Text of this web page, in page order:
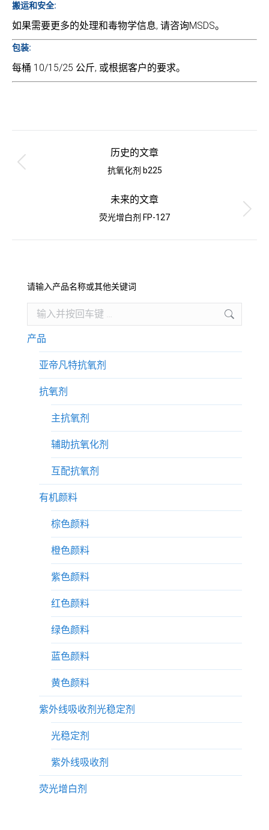
搬运和安全:
如果需要更多的处理和毒物学信息, 请咨询MSDS。
包装:
每桶 10/15/25 公斤, 或根据客户的要求。
导
历史的文章
上
个
项
目：
抗氧化剂 b225
未来的文章
下
个
荧光增白剂 FP-127
请输入产品名称或其他关键词
Search:
产品
亚帝凡特抗氧剂
抗氧剂
主抗氧剂
辅助抗氧化剂
互配抗氧剂
有机颜料
棕色颜料
橙色颜料
紫色颜料
红色颜料
绿色颜料
蓝色颜料
黄色颜料
紫外线吸收剂光稳定剂
光稳定剂
紫外线吸收剂
荧光增白剂